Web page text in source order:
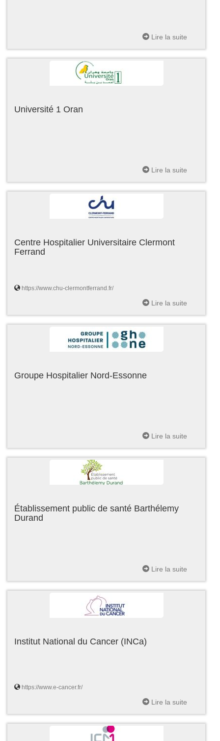
Lire la suite
Université 1 Oran
Lire la suite
Centre Hospitalier Universitaire Clermont
Ferrand
https://www.chu-clermontferrand.fr/
Lire la suite
Groupe Hospitalier Nord-Essonne
Lire la suite
Établissement public de santé Barthélemy
Durand
Lire la suite
Institut National du Cancer (INCa)
https://www.e-cancer.fr/
Lire la suite